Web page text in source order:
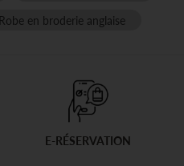
Robe en broderie anglaise
E-RÉSERVATION